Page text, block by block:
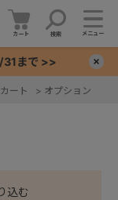
カート 検索 メニュー
31まで >>
ート > オプション
込む